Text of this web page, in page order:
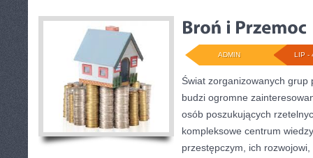
LIP -
ADMIN
Świat zorganizowanych grup
budzi ogromne
osób poszukujących
kompleksowe centrum
przestępczym, ich